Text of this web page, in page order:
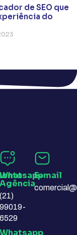
de SEO que
do
Agência​
(21)
99019-
6529
Whatsapp
E-mail​